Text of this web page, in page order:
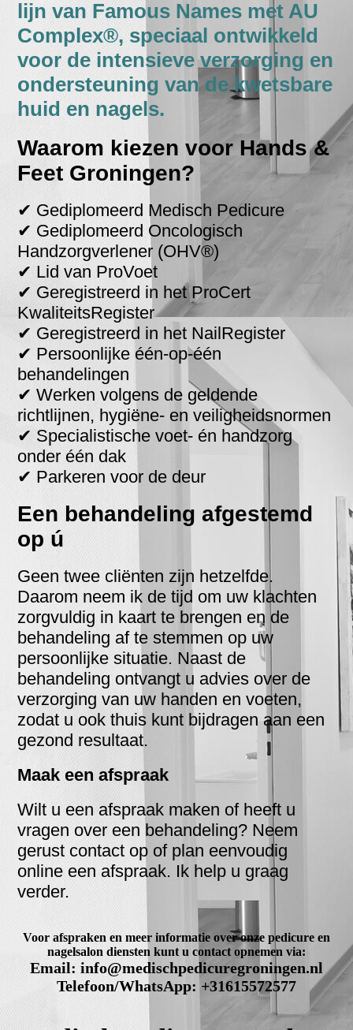
lijn van Famous Names met AU
Complex®, speciaal ontwikkeld
voor de intensieve verzorging en
ondersteuning van de kwetsbare
huid en nagels.
Waarom kiezen voor Hands &
Feet Groningen?
✔ Gediplomeerd Medisch Pedicure
✔ Gediplomeerd Oncologisch
Handzorgverlener (OHV®)
✔ Lid van ProVoet
✔ Geregistreerd in het ProCert
KwaliteitsRegister
✔ Geregistreerd in het NailRegister
✔ Persoonlijke één-op-één
behandelingen
✔ Werken volgens de geldende
richtlijnen, hygiëne- en veiligheidsnormen
✔ Specialistische voet- én handzorg
onder één dak
✔ Parkeren voor de deur
Een behandeling afgestemd
op ú
Geen twee cliënten zijn hetzelfde.
Daarom neem ik de tijd om uw klachten
zorgvuldig in kaart te brengen en de
behandeling af te stemmen op uw
persoonlijke situatie. Naast de
behandeling ontvangt u advies over de
verzorging van uw handen en voeten,
zodat u ook thuis kunt bijdragen aan een
gezond resultaat.
Maak een afspraak
Wilt u een afspraak maken of heeft u
vragen over een behandeling? Neem
gerust contact op of plan eenvoudig
online een afspraak. Ik help u graag
verder.
Voor afspraken en meer informatie over onze pedicure en
nagelsalon diensten kunt u contact opnemen via:
Email: info@medischpedicuregroningen.nl
Telefoon/WhatsApp: +31615572577